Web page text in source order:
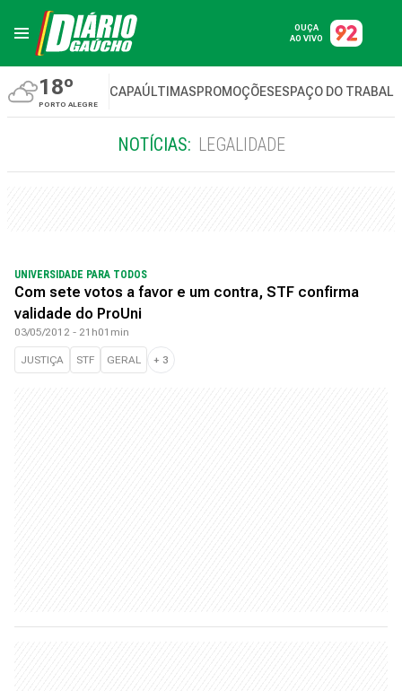
OUÇA
AO VIVO
18º
PORTO ALEGRE
CAPAÚLTIMASPROMOÇÕESESPAÇO DO
NOTÍCIAS: LEGALIDADE
UNIVERSIDADE PARA TODOS
Com sete votos a favor e um contra, STF confirma
validade do ProUni
03/05/2012 - 21h01min
JUSTIÇA STF GERAL + 3